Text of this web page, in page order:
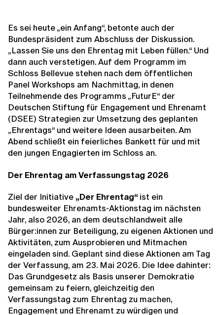
Es sei heute „ein Anfang“, betonte auch der
Bundespräsident zum Abschluss der Diskussion.
„Lassen Sie uns den Ehrentag mit Leben füllen.“ Und
dann auch verstetigen. Auf dem Programm im
Schloss Bellevue stehen nach dem öffentlichen
Panel Workshops am Nachmittag, in denen
Teilnehmende des Programms „FuturE“ der
Deutschen Stiftung für Engagement und Ehrenamt
(DSEE) Strategien zur Umsetzung des geplanten
„Ehrentags“ und weitere Ideen ausarbeiten. Am
Abend schließt ein feierliches Bankett für und mit
den jungen Engagierten im Schloss an.
Der Ehrentag am Verfassungstag 2026
Ziel der Initiative „Der Ehrentag“ ist ein
bundesweiter Ehrenamts-Aktionstag im nächsten
Jahr, also 2026, an dem deutschlandweit alle
Bürger:innen zur Beteiligung, zu eigenen Aktionen und
Aktivitäten, zum Ausprobieren und Mitmachen
eingeladen sind. Geplant sind diese Aktionen am Tag
der Verfassung, am 23. Mai 2026. Die Idee dahinter:
Das Grundgesetz als Basis unserer Demokratie
gemeinsam zu feiern, gleichzeitig den
Verfassungstag zum Ehrentag zu machen,
Engagement und Ehrenamt zu würdigen und